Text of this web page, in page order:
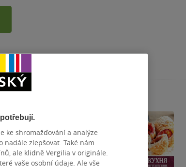
ke shromažďování a analýze
zlepšovat. Také nám
ale klidně Vergilia v originále.
vaše osobní údaje. Ale vše